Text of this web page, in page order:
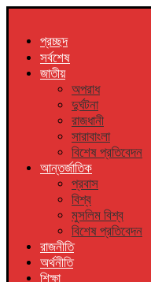
প্রচ্ছদ
সর্বশেষ
জাতীয়
অপরাধ
দুর্ঘটনা
রাজধানী
সারাবাংলা
বিশেষ প্রতিবেদন
আন্তর্জাতিক
প্রবাস
বিশ্ব
মুসলিম বিশ্ব
বিশেষ প্রতিবেদন
রাজনীতি
অর্থনীতি
শিক্ষা